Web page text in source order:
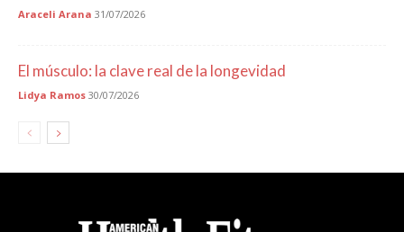
Araceli Arana 31/07/2026
El músculo: la clave real de la longevidad
Lidya Ramos 30/07/2026